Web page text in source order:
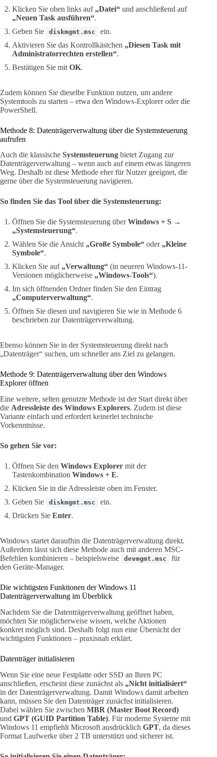
Klicken Sie oben links auf „Datei“ und anschließend auf
„Neuen Task ausführen“.
Geben Sie
diskmgmt.msc
ein.
Aktivieren Sie das Kontrollkästchen „Diesen Task mit
Administratorrechten erstellen“.
Bestätigen Sie mit OK.
Zudem können Sie dieselbe Funktion nutzen, um andere
Systemtools zu starten – etwa den Windows-Explorer oder die
PowerShell.
Methode 8: Datenträgerverwaltung über die Systemsteuerung
aufrufen
Auch die klassische Systemsteuerung bietet Zugang zur
Datenträgerverwaltung – wenn auch auf einem etwas längeren
Weg. Deshalb ist diese Methode eher für Nutzer geeignet, die
gerne über die Systemsteuerung navigieren.
So finden Sie das Tool über die Systemsteuerung:
Öffnen Sie die Systemsteuerung überWindows + S →
„Systemsteuerung“.
Wählen Sie die Ansicht „Große Symbole“ oder „Kleine
Symbole“.
Klicken Sie auf „Verwaltung“ (in neueren Windows-11-
Versionen möglicherweise „Windows-Tools“).
Im sich öffnenden Ordner finden Sie den Eintrag
„Computerverwaltung“.
Öffnen Sie diesen und navigieren Sie wie in Methode 6
beschrieben zur Datenträgerverwaltung.
Ebenso können Sie in der Systemsteuerung direkt nach
„Datenträger“ suchen, um schneller ans Ziel zu gelangen.
Methode 9: Datenträgerverwaltung über den Windows
Explorer öffnen
Eine weitere, selten genutzte Methode ist der Start direkt über
die Adressleiste des Windows Explorers. Zudem ist diese
Variante einfach und erfordert keinerlei technische
Vorkenntnisse.
So gehen Sie vor:
Öffnen Sie den Windows Explorer mit der
Tastenkombination Windows + E.
Klicken Sie in die Adressleiste oben im Fenster.
Geben Sie
diskmgmt.msc
ein.
Drücken Sie Enter.
Windows startet daraufhin die Datenträgerverwaltung direkt.
Außerdem lässt sich diese Methode auch mit anderen MSC-
Befehlen kombinieren – beispielsweise
devmgmt.msc
für
den Geräte-Manager.
Die wichtigsten Funktionen der Windows 11
Datenträgerverwaltung im Überblick
Nachdem Sie die Datenträgerverwaltung geöffnet haben,
möchten Sie möglicherweise wissen, welche Aktionen
konkret möglich sind. Deshalb folgt nun eine Übersicht der
wichtigsten Funktionen – praxisnah erklärt.
Datenträger initialisieren
Wenn Sie eine neue Festplatte oder SSD an Ihren PC
anschließen, erscheint diese zunächst als „Nicht initialisiert“
in der Datenträgerverwaltung. Damit Windows damit arbeiten
kann, müssen Sie den Datenträger zunächst initialisieren.
Dabei wählen Sie zwischen MBR (Master Boot Record)
und GPT (GUID Partition Table). Für moderne Systeme mit
Windows 11 empfiehlt Microsoft ausdrücklich GPT, da dieses
Format Laufwerke über 2 TB unterstützt und sicherer ist.